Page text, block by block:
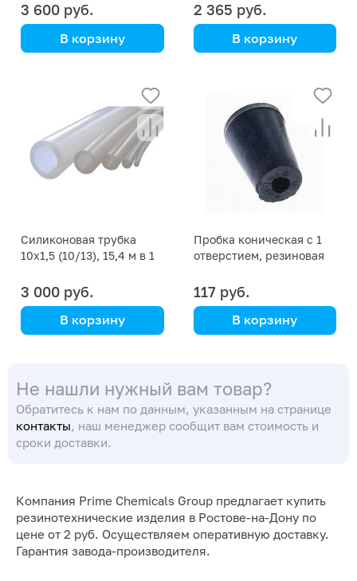
3 600 руб.
В корзину
2 365 руб.
В корзину
Силиконовая трубка
10x1,5 (10/13), 15,4 м в 1
3 000 руб.
В корзину
Пробка коническая с 1
отверстием, резиновая
117 руб.
В корзину
Не нашли нужный вам товар?
Обратитесь к нам по данным, указанным на странице
контакты, наш менеджер сообщит вам стоимость и
сроки доставки.
Компания Prime Chemicals Group предлагает купить
резинотехнические изделия в Ростове-на-Дону по
цене от 2 руб. Осуществляем оперативную доставку.
Гарантия завода-производителя.